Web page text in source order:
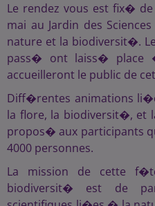
Le rendez vous est fix�
mai au Jardin des
nature et la biodiversit�.
pass� ont laiss� place
accueilleront le public de
Diff�rentes animations
la flore, la biodiversit�, et
propos� aux participants
4000 personnes.
La mission de cette
biodiversit� est de